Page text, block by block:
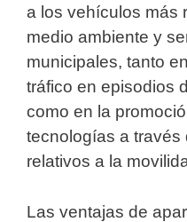
a los vehículos más
medio ambiente y
municipales, tanto
tráfico en episodios
como en la
tecnologías a través
relativos a la
Las ventajas de